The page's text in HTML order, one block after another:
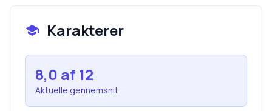
Karakterer
8,0 af 12
Aktuelle gennemsnit